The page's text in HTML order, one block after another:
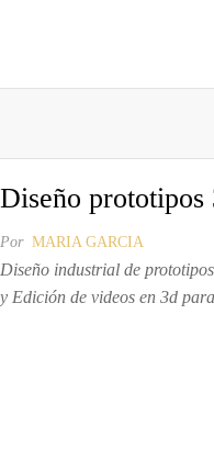
Diseño prototipos
Por MARIA GARCIA
Diseño industrial de
y Edición de videos en 3d